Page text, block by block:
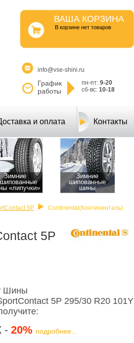
ВАША КОРЗИНА
B корзине нет товаров
info@vse-shini.ru
График
работы
пн-пт: 9-20
сб-вс: 10-18
и оплата Контакты
Зимние
«липучки»
Зимние
шипованные
шины
5P
Continental(Континенталь)
5P
Шины
5P 295/30 R20 101Y
- 20% подробнее...